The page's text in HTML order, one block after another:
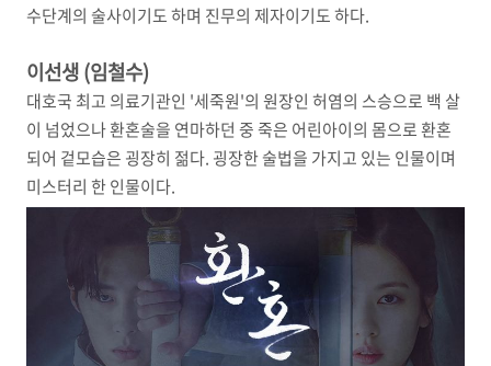
수단계의 술사이기도 하며 진무의 제자이기도 하다.
이선생 (임철수)
대호국 최고 의료기관인 '세죽원'의 원장인 허염의 스승으로 백 살
이 넘었으나 환혼술을 연마하던 중 죽은 어린아이의 몸으로 환혼
되어 겉모습은 굉장히 젊다. 굉장한 술법을 가지고 있는 인물이며
미스터리 한 인물이다.